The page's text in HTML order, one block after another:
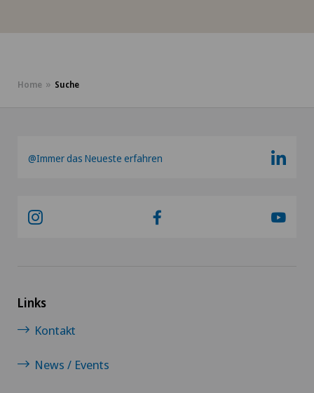
Home Suche
@Immer das Neueste erfahren
Links
Kontakt
News / Events